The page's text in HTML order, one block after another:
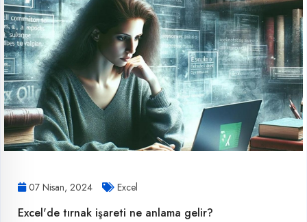
07 Nisan, 2024 Excel
Excel'de tırnak işareti ne anlama gelir?